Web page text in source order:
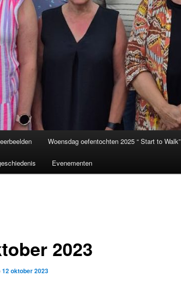
Woensdag oefentochten 2025 “ Start to Walk”
Evenementen
2023
12 oktober 2023